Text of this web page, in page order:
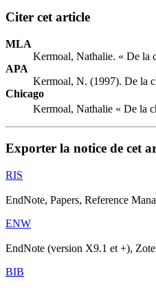
Citer cet article
MLA
Kermoal, Nathalie. « De la
APA
Kermoal, N. (1997). De la
Chicago
Kermoal, Nathalie « De la
Exporter la notice de cet
RIS
EndNote, Papers, Reference
ENW
EndNote (version X9.1 et +),
BIB